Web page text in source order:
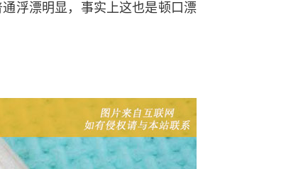
浮漂明显，事实上这也是顿口漂